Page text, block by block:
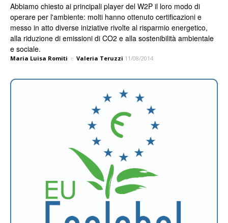
Abbiamo chiesto ai principali player del W2P il loro modo di
operare per l'ambiente: molti hanno ottenuto certificazioni e
messo in atto diverse iniziative rivolte al risparmio energetico,
alla riduzione di emissioni di CO2 e alla sostenibilità ambientale
e sociale.
Maria Luisa Romiti e Valeria Teruzzi 11/08/2014